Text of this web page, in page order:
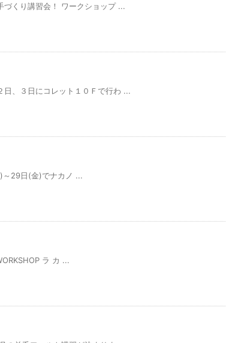
くり講習会！ ワークショップ ...
、３日にコレット１０Ｆで行わ ...
～29日(金)でナカノ ...
ラ カ ...